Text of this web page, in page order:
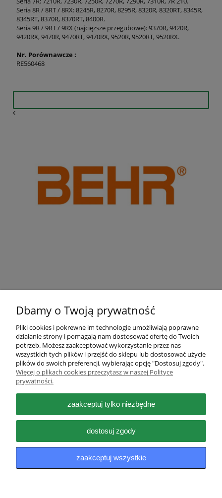
Seria 8R / 8RT / 8RX: 8245R, 8270R, 8295R, 8320R, 8320RT, 8345R,
8345RT, 8370R, 8370RT, 8400R.
Seria 9R / 9RT / 9RX (najcięższe przegubowe): 9370R, 9420R,
9420RX, 9470R, 9470RT, 9470RX, 9520R, 9520RT, 9520RX.
Nr. Porównawcze :
RE560468
Pomoc
Moje konto
Płatności i dostawa
Informacje
O nas
Dbamy o Twoją prywatność
Pliki cookies i pokrewne im technologie umożliwiają poprawne
działanie strony i pomagają nam dostosować ofertę do Twoich
potrzeb. Możesz zaakceptować wykorzystanie przez nas
wszystkich tych plików i przejść do sklepu lub dostosować użycie
plików do swoich preferencji, wybierając opcję "Dostosuj zgody".
Więcej o plikach cookies przeczytasz w naszej Polityce
prywatności.
zaakceptuj tylko niezbędne
dostosuj zgody
zaakceptuj wszystkie